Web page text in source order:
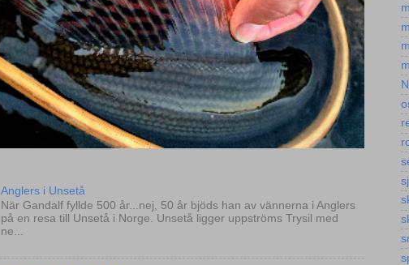
Anglers i Unsetå
När Gandalf fyllde 500 år...nej, 50 år bjöds han av vännerna i Anglers
på en resa till Unsetå i Norge. Unsetå ligger uppströms Trysil med
ne...